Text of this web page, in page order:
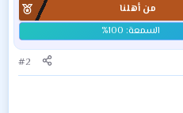
من أهلنا
#2